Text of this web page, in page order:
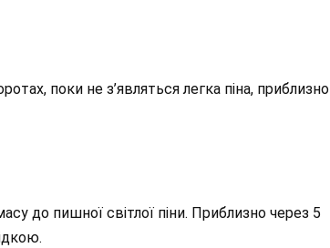
поки не з’являться легка піна, приблизно
до пишної світлої піни. Приблизно через 5